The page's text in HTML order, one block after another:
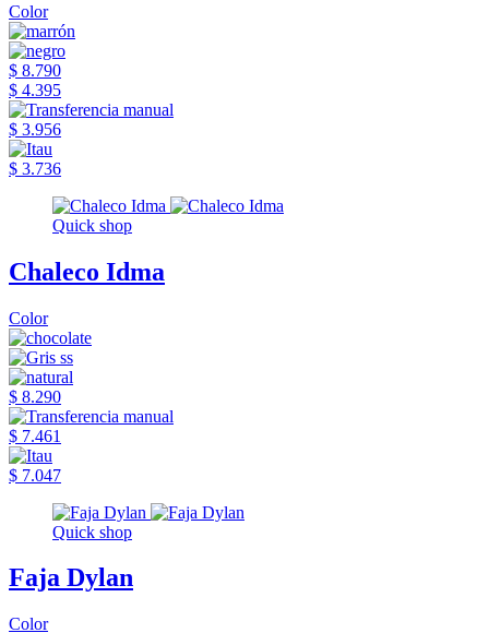
Color
$ 8.790
$ 4.395
$ 3.956
$ 3.736
Quick shop
Chaleco Idma
Color
$ 8.290
$ 7.461
$ 7.047
Quick shop
Faja Dylan
Color